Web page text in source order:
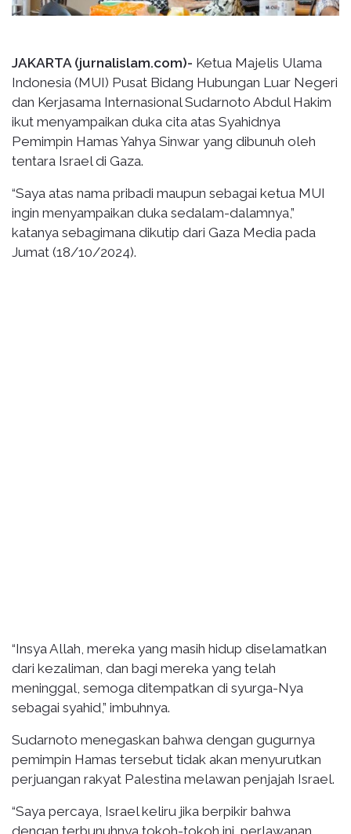
JAKARTA (jurnalislam.com)- Ketua Majelis Ulama
Indonesia (MUI) Pusat Bidang Hubungan Luar Negeri
dan Kerjasama Internasional Sudarnoto Abdul Hakim
ikut menyampaikan duka cita atas Syahidnya
Pemimpin Hamas Yahya Sinwar yang dibunuh oleh
tentara Israel di Gaza.
“Saya atas nama pribadi maupun sebagai ketua MUI
ingin menyampaikan duka sedalam-dalamnya,”
katanya sebagimana dikutip dari Gaza Media pada
Jumat (18/10/2024).
“Insya Allah, mereka yang masih hidup diselamatkan
dari kezaliman, dan bagi mereka yang telah
meninggal, semoga ditempatkan di syurga-Nya
sebagai syahid,” imbuhnya.
Sudarnoto menegaskan bahwa dengan gugurnya
pemimpin Hamas tersebut tidak akan menyurutkan
perjuangan rakyat Palestina melawan penjajah Israel.
“Saya percaya, Israel keliru jika berpikir bahwa
dengan terbunuhnya tokoh-tokoh ini, perlawanan